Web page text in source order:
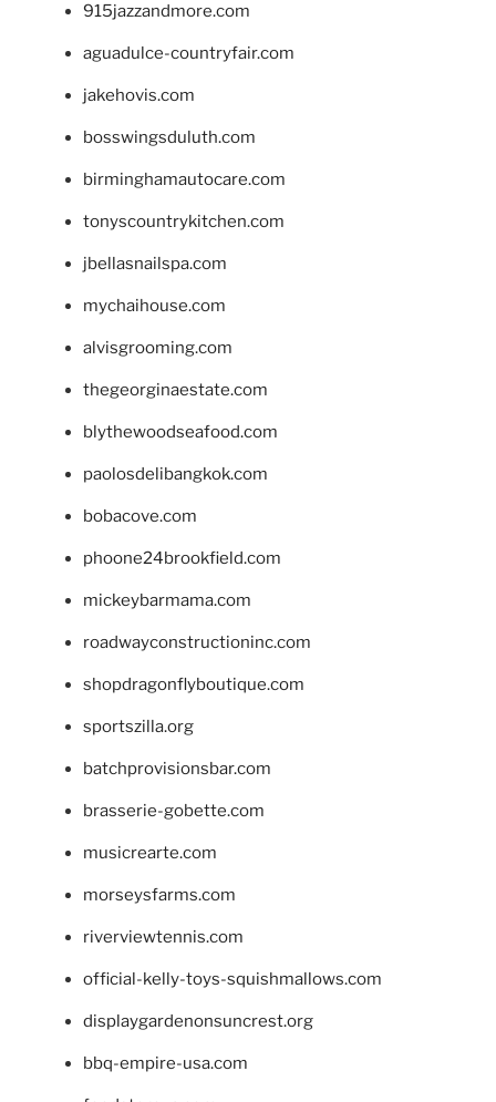
915jazzandmore.com
aguadulce-countryfair.com
jakehovis.com
bosswingsduluth.com
birminghamautocare.com
tonyscountrykitchen.com
jbellasnailspa.com
mychaihouse.com
alvisgrooming.com
thegeorginaestate.com
blythewoodseafood.com
paolosdelibangkok.com
bobacove.com
phoone24brookfield.com
mickeybarmama.com
roadwayconstructioninc.com
shopdragonflyboutique.com
sportszilla.org
batchprovisionsbar.com
brasserie-gobette.com
musicrearte.com
morseysfarms.com
riverviewtennis.com
official-kelly-toys-squishmallows.com
displaygardenonsuncrest.org
bbq-empire-usa.com